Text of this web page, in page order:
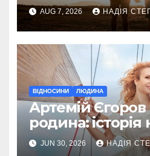
AUG 7, 2026 НАДІЯ
ВІДНОСИНИ ЛЮДИНА
Артемій
родина: історія
JUN 30, 2026 НАДІЯ